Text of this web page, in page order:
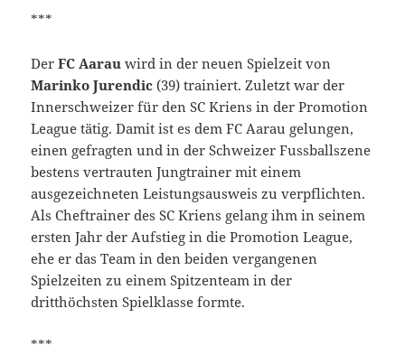
***
DerFC Aarau wird in der neuen Spielzeit von
Marinko Jurendic (39) trainiert. Zuletzt war der
Innerschweizer für den SC Kriens in der Promotion
League tätig. Damit ist es dem FC Aarau gelungen,
einen gefragten und in der Schweizer Fussballszene
bestens vertrauten Jungtrainer mit einem
ausgezeichneten Leistungsausweis zu verpflichten.
Als Cheftrainer des SC Kriens gelang ihm in seinem
ersten Jahr der Aufstieg in die Promotion League,
ehe er das Team in den beiden vergangenen
Spielzeiten zu einem Spitzenteam in der
dritthöchsten Spielklasse formte.
***